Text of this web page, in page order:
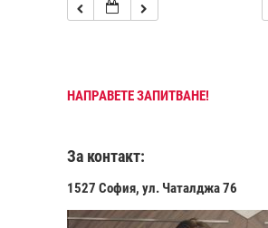
НАПРАВЕТЕ ЗАПИТВАНЕ!
За контакт:
1527 София, ул. Чаталджа 76